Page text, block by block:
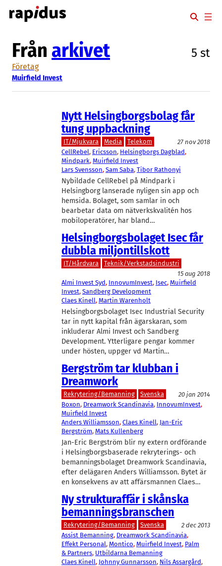
Hoppa
till
Från arkivet 5 st
Företag
Muirfield Invest
Nytt Helsingborgsbolag får
tung uppbackning
IT/Mjukvara Media Telekom
27 nov 2018
CellRebel, Ericsson, Helsingborgs Dagblad
Mindpark, Muirfield Invest
Lars Svensson, Sam Saba, Tibor Rathonyi
Nybildade CellRebel på Mindpark i
Helsingborg lanserade nyligen sin app och
hemsida. Bolaget, som samlar in och
bearbetar data om nätverkskvalitén hos
mobiloperatörer, har bland…
Helsingborgsbolaget Isec får
dubbla miljontillskott
IT/Hårdvara
Teknik/Verkstadsindustri
15 aug 2018
Almi Invest Syd, InnovumInvest, Isec, Muirfield
Invest, Sandberg Development
Claes Kinell, Martin Warenholt
Helsingborgsbolaget Isec Industrial Security
tar in nytt kapital från ägarskaran, som
inkluderar Almi Invest och Sandberg
Development. Ytterligare pengar kommer
under hösten, uppger vd Martin…
Bergström tar klubban i
Dreamwork
Rekrytering/Bemanning Svenska
20 jan 2014
Boxon, Dreamwork Scandinavia, InnovumInvest
Muirfield Invest
Anders Williamsson, Claes Kinell, Jan-Eric
Bergström, Mats Kullenberg
Jan-Eric Bergström blir ny extern ordförande
i Helsingborgsbaserade rekryterings- och
bemanningsbolaget Dreamwork Scandinavia,
efter delägaren Anders Williamsson. Bytet är
en konsekvens av att affärsmannen Claes…
Ny strukturaffär i skånska
bemanningsbranschen
Rekrytering/Bemanning Svenska
2 dec 2013
Assist Bemanning, Dreamwork Scandinavia
Effekt Personal, Montico, Muirfield Invest, Palm
& Partners, Utbildarna Bemanning
Claes Kinell, Johnny Gunnarsson, Nils Assargård